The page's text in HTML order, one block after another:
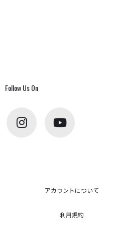
Follow Us On
アカウントについて
利用規約